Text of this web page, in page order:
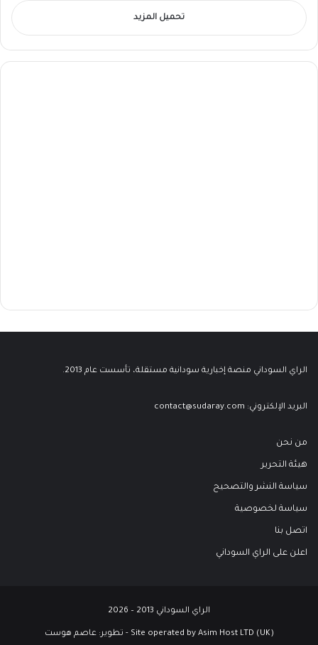
تحميل المزيد
الراي السوداني منصة إخبارية سودانية مستقلة، تأسست عام 2013.
البريد الإلكتروني: contact@sudaray.com
من نحن
هيئة التحرير
سياسة النشر والتصحيح
سياسة لخصوصية
اتصل بنا
اعلن على الراي السوداني
الراي السوداني 2013 – 2026
Site operated by Asim Host LTD (UK) - تطوير: عاصم هوست